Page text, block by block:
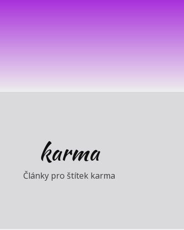
karma
Články pro štítek karma